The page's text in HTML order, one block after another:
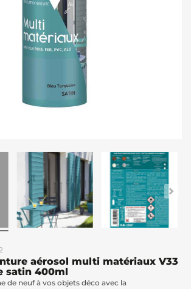
aérosol multi matériaux V33
satin 400ml
de neuf à vos objets déco avec la